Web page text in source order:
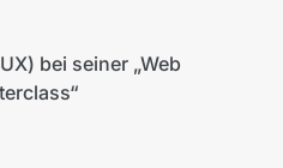
bei seiner „Web